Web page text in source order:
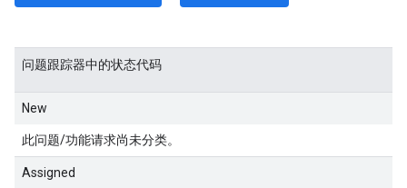
问题跟踪器中的状态代码
New
此问题/功能请求尚未分类。
Assigned